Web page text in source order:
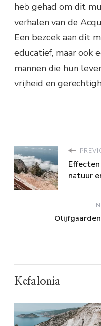
heb gehad om dit
verhalen van de
Een bezoek aan dit
educatief, maar ook
mannen die hun
vrijheid en
Effecten
natuur
Kefalonia